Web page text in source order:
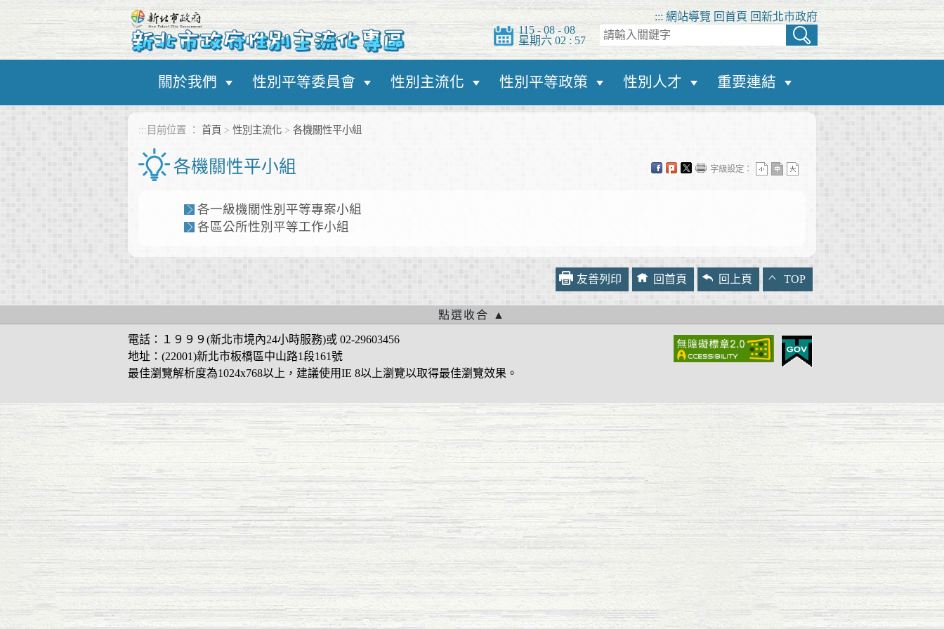
::: 網站導覽 回首頁 回新北市政府
115 - 08 - 08
星期六 02 : 57
關於我們 性別平等委員會 性別主流化 性別平等政策 性別人才 重要連結
::: 目前位置 ： 首頁 > 性別主流化 > 各機關性平小組
各機關性平小組 字級設定：
各一級機關性別平等專案小組
各區公所性別平等工作小組
友善列印 回首頁 回上頁 TOP
電話：１９９９(新北市境內24小時服務)或 02-29603456
地址：(22001)新北市板橋區中山路1段161號
最佳瀏覽解析度為1024x768以上，建議使用IE 8以上瀏覽以取得最佳瀏覽效果。